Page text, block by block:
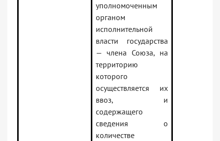
уполномоченным
органом
исполнительной
власти государства
— члена Союза, на
территорию
которого
осуществляется их
ввоз, и
содержащего
сведения о
количестве